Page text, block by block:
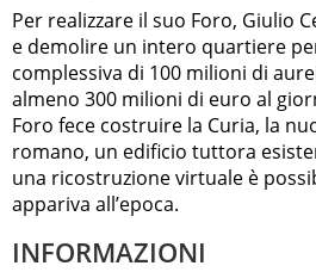
Per realizzare il suo Foro, Giulio
e demolire un intero quartiere
complessiva di 100 milioni di
almeno 300 milioni di euro al
Foro fece costruire la Curia, la
romano, un edificio tuttora
una ricostruzione virtuale è
appariva all’epoca.
INFORMAZIONI